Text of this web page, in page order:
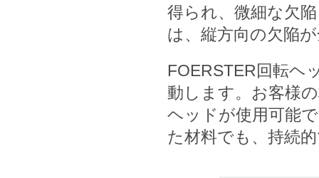
得られ、微細な欠
は、縦方向の欠陥
FOERSTER回転ヘ
動します。お客様
ヘッドが使用可能
た材料でも、持続